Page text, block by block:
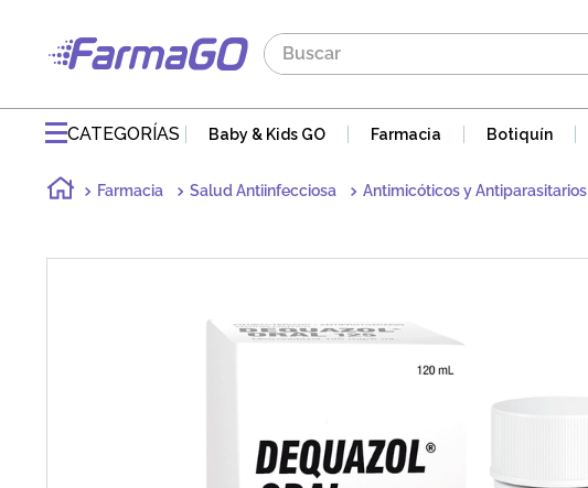
Buscar
CATEGORÍAS Baby & Kids GO Farmacia Botiquín
Farmacia Salud Antiinfecciosa Antimicóticos y Antiparasitarios
1.
maddre